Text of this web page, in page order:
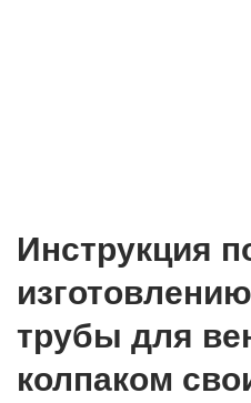
Инструкция
трубы для
колпаком